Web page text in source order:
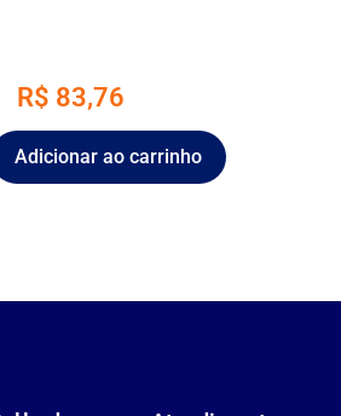
R$ 83,76
Adicionar ao carrinho